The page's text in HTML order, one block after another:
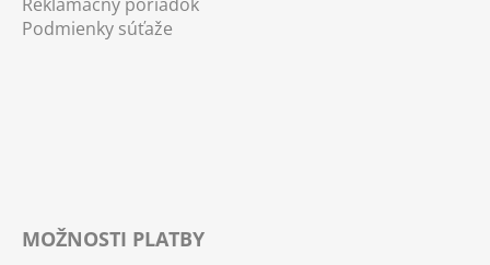
Podmienky súťaže
MOŽNOSTI PLATBY